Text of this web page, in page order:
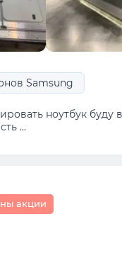
Samsung
ноутбук буду
...
акции